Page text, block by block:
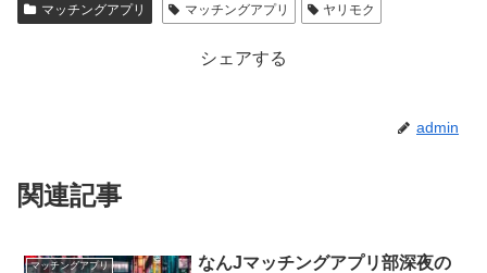
会員数は国内最大級の180万人を突破！【paters】
マッチングアプリ マッチングアプリ ヤリモク
シェアする
admin
関連記事
マッチングアプリ
なんJマッチングアプリ部深夜の